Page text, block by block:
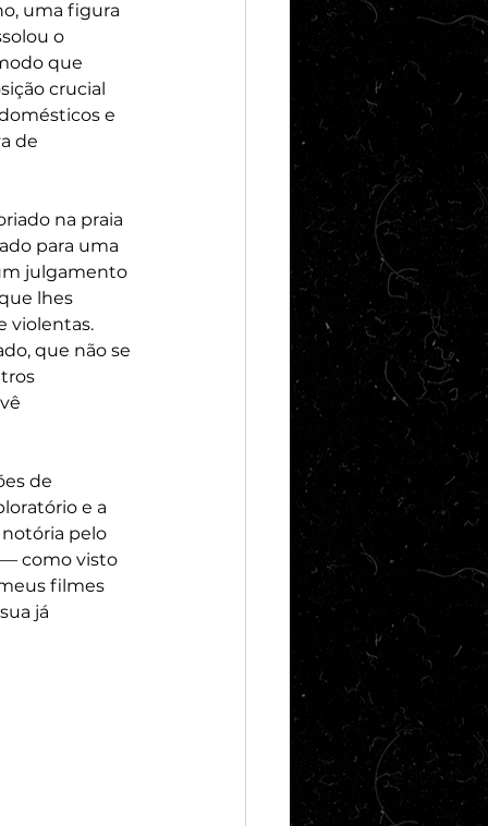
uma figura
o
que
crucial
e
de
na praia
para uma
julgamento
lhes
violentas.
que não se
de
e a
notória pelo
— como visto
filmes
já
há 24